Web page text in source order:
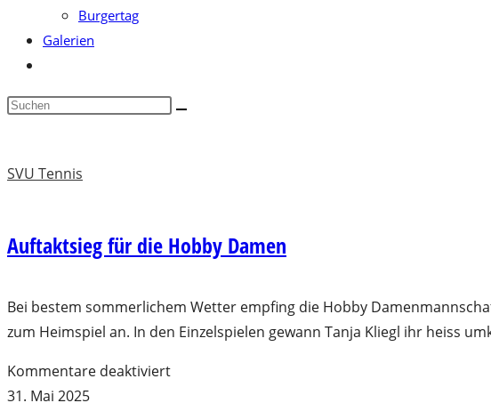
Burgertag
Galerien
umschalten
Diese
SVU Tennis
Auftaktsieg für die Hobby Damen
Bei bestem sommerlichem Wetter empfing die Hobby
zum Heimspiel an. In den Einzelspielen gewann Tanja Kliegl ihr heiss
Kommentare deaktiviertfür
31. Mai 2025